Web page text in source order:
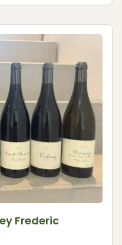
Frederic